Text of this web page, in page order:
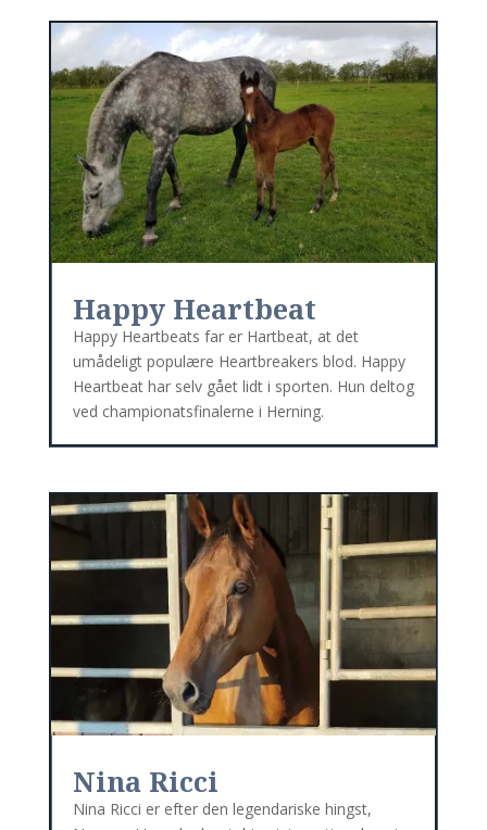
Happy Heartbeat
Happy Heartbeats far er Hartbeat, at det
umådeligt populære Heartbreakers blod. Happy
Heartbeat har selv gået lidt i sporten. Hun deltog
ved championatsfinalerne i Herning.
Nina Ricci
Nina Ricci er efter den legendariske hingst,